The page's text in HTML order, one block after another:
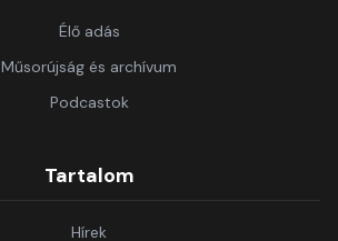
Élő adás
Műsorújság és archívum
Podcastok
Tartalom
Hírek